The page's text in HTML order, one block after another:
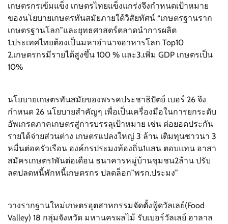
เกษตรกรเข้มแข็ง เกษตรไทยแข็งแกร่งจึงกำหนดเป้าหมาย
ของนโยบายเกษตรทันสมัยภายใต้วิสัยทัศน์ “เกษตรฐานราก
เกษตรฐานโลก”และยุทธศาสตร์ตลาดนำการผลิต
1.ประเทศไทยต้องเป็นมหาอำนาจอาหารโลก Top10
2.เกษตรกรมีรายได้สูงขึ้น 100 % และ3.เพิ่ม GDP เกษตรเป็น
10%
นโยบายเกษตรทันสมัยของพรรคประชาธิปัตย์ เบอร์ 26 จึง
กำหนด 26 นโยบายสำคัญๆ เพื่อเป็นเครื่องมือในการยกระดับ
อัพเกรดภาคเกษตรสู่การบรรลุเป้าหมาย เช่น ต่อยอดประกัน
รายได้จ่ายส่วนต่าง เกษตรแปลงใหญ่ 3 ล้าน เติมทุนชาวนา 3
หมื่นต่อครัวเรือน องค์กรประมงท้องถิ่น1แสน ตอบแทน อาสา
สมัครเกษตร1พันต่อเดือน ธนาคารหมู่บ้านชุมชน2ล้าน ปรับ
ลดปลดหนี้พักหนี้เกษตรกร ปลดล็อก”พรก.ประมง”
วางรากฐานใหม่เกษตรอุตสาหกรรมจัดตั้งฟู้ดวัลเลย์(Food
Valley) 18 กลุ่มจังหวัด มหานครผลไม้ รับเบอร์วัลเลย์ ฮาลาล